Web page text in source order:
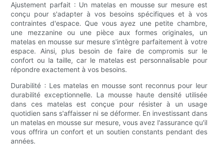
Ajustement parfait : Un matelas en mousse sur mesure est
conçu pour s'adapter à vos besoins spécifiques et à vos
contraintes d'espace. Que vous ayez une petite chambre,
une mezzanine ou une pièce aux formes originales, un
matelas en mousse sur mesure s'intègre parfaitement à votre
espace. Ainsi, plus besoin de faire de compromis sur le
confort ou la taille, car le matelas est personnalisable pour
répondre exactement à vos besoins.
Durabilité : Les matelas en mousse sont reconnus pour leur
durabilité exceptionnelle. La mousse haute densité utilisée
dans ces matelas est conçue pour résister à un usage
quotidien sans s'affaisser ni se déformer. En investissant dans
un matelas en mousse sur mesure, vous avez l'assurance qu'il
vous offrira un confort et un soutien constants pendant des
années.